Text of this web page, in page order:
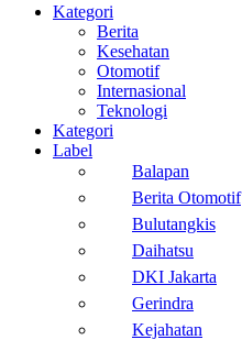
Kategori
Berita
Kesehatan
Otomotif
Internasional
Teknologi
Kategori
Label
Balapan
Berita Otomotif
Bulutangkis
Daihatsu
DKI Jakarta
Gerindra
Kejahatan